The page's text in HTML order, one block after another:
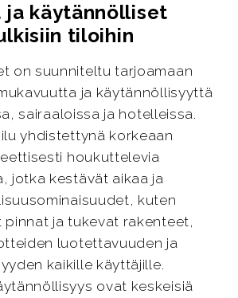
ja käytännölliset
tiloihin
on suunniteltu tarjoamaan
ja käytännöllisyyttä
sairaaloissa ja hotelleissa.
yhdistettynä korkeaan
houkuttelevia
jotka kestävät aikaa ja
kuten
ja tukevat rakenteet,
luotettavuuden ja
kaikille käyttäjille.
ovat keskeisiä